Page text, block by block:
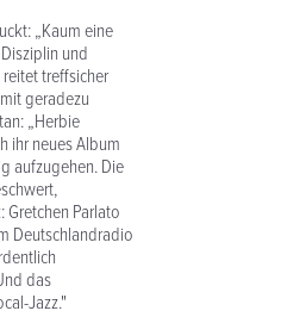
„Kaum eine
und
treffsicher
geradezu
„Herbie
ihr neues Album
aufzugehen. Die
Parlato
Deutschlandradio
das
Jazz."